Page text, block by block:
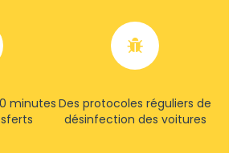
minutes Des protocoles réguliers de
désinfection des voitures